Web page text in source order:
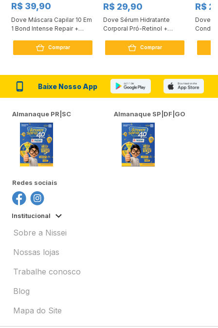
R$ 39,90
Dove Máscara Capilar 10 Em
1 Bond Intense Repair +
Comprar
R$ 29,90
Dove Sérum Hidratante
Corporal Pró-Retinol +
Comprar
R$
Dove
Baixe Nosso App
Almanaque PR|SC Almanaque SP|DF|GO
Redes sociais
Institucional
Sobre a Nissei
Nossas lojas
Trabalhe conosco
Blog
Mapa do Site